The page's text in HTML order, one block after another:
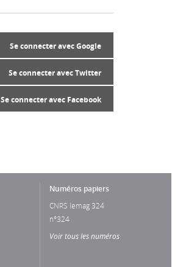
Se connecter avec Google
Se connecter avec Twitter
Se connecter avec Facebook
Numéros papiers
CNRS lemag 324
n°324
Voir tous les numéros